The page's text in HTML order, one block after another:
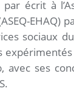
par écrit à
sociaux
avec ses